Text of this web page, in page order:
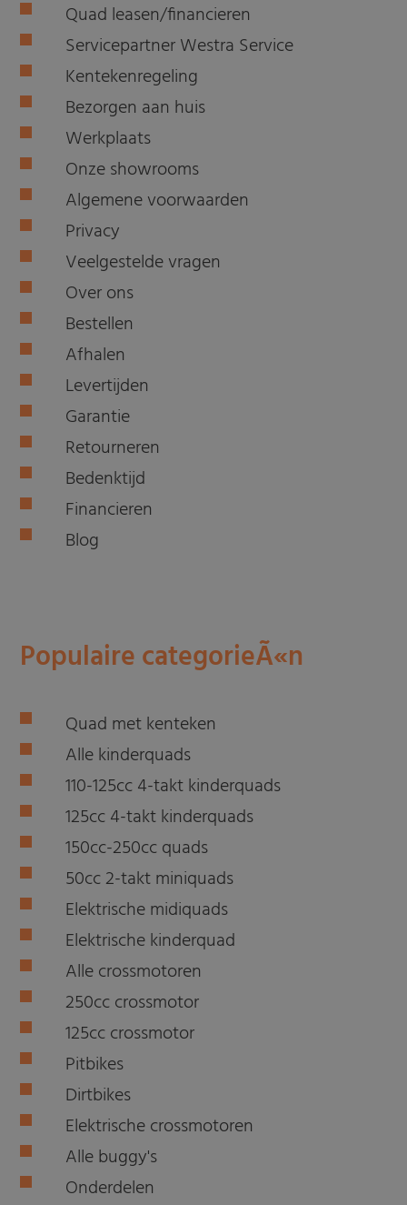
Quad leasen/financieren
Servicepartner Westra Service
Kentekenregeling
Bezorgen aan huis
Werkplaats
Onze showrooms
Algemene voorwaarden
Privacy
Veelgestelde vragen
Over ons
Bestellen
Afhalen
Levertijden
Garantie
Retourneren
Bedenktijd
Financieren
Blog
Populaire categorieÃ«n
Quad met kenteken
Alle kinderquads
110-125cc 4-takt kinderquads
125cc 4-takt kinderquads
150cc-250cc quads
50cc 2-takt miniquads
Elektrische midiquads
Elektrische kinderquad
Alle crossmotoren
250cc crossmotor
125cc crossmotor
Pitbikes
Dirtbikes
Elektrische crossmotoren
Alle buggy's
Onderdelen